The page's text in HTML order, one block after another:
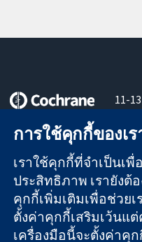
หลักฐานที่เชื่อถือ
ได้
สู่การตัดสินใจ
อย่างมีข้อมูล
เพื่อสุขภาพที่ดีขึ้น
11-
การใช้คุกกี้ของเร
เราใช้คุกกี้ที่จำเป็นเพื่
ประสิทธิภาพ เรายังต้
คุกกี้เพิ่มเติมเพื่อช่วยเ
ตั้งค่าคุกกี้เสริมเว้นแ
เครื่องมือนี้จะตั้งค่า